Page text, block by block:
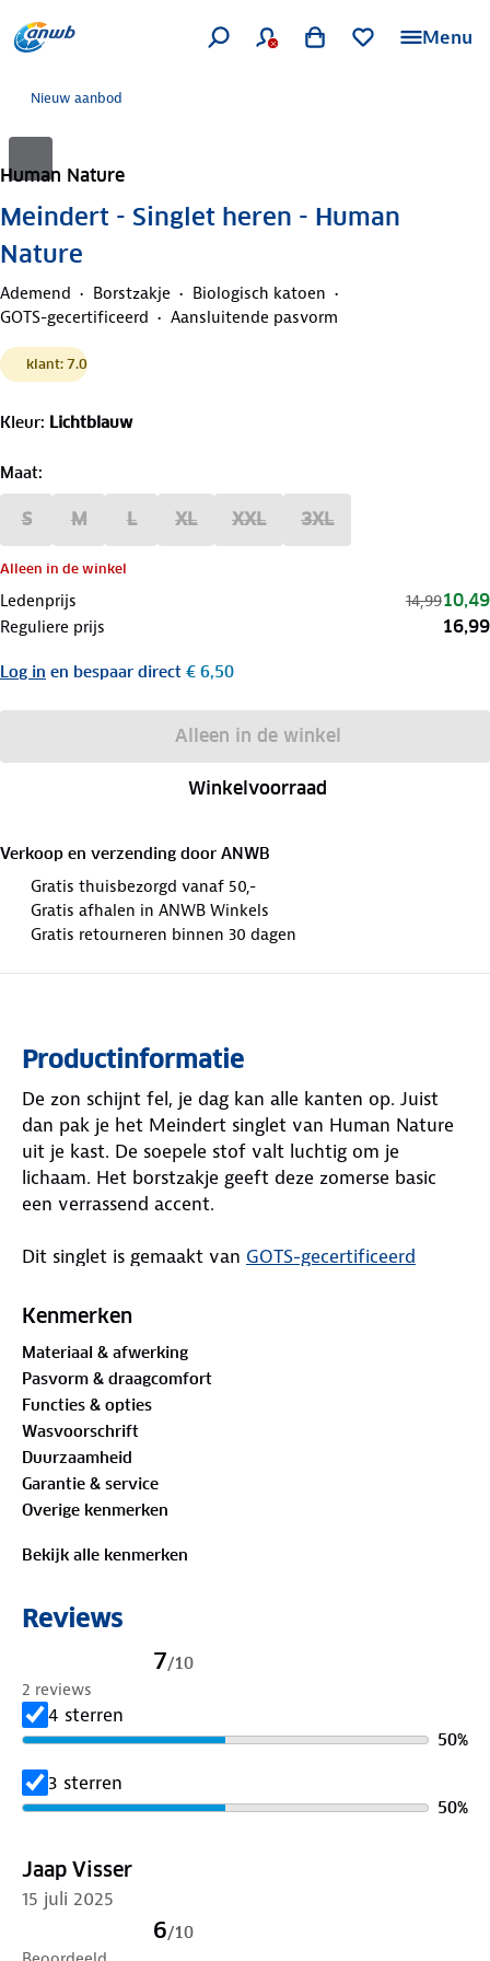
Menu
Nieuw aanbod
Human Nature
Meindert - Singlet heren - Human
Nature
Ademend Borstzakje
Biologisch katoen
GOTS-gecertificeerd
Aansluitende pasvorm
klant: 7.0
Kleur: Lichtblauw
Maat:
S M L XL XXL 3XL
Alleen in de winkel
Ledenprijs 14,9910,49
Reguliere prijs 16,99
Log in en bespaar direct € 6,50
Alleen in de winkel
Winkelvoorraad
Verkoop en verzending door ANWB
Gratis thuisbezorgd vanaf 50,-
Gratis afhalen in ANWB Winkels
Gratis retourneren binnen 30 dagen
Productinformatie
De zon schijnt fel, je dag kan alle kanten op. Juist
dan pak je het Meindert singlet van Human Nature
uit je kast. De soepele stof valt luchtig om je
lichaam. Het borstzakje geeft deze zomerse basic
een verrassend accent.
Dit singlet is gemaakt van GOTS-gecertificeerd
Standard, een wereldwijd erkende norm voor
water, plof neer op een zonnig terras of geniet van
een relaxte middag in je eigen tuin. Waar beleef jij
straks jouw ultieme zomerdag in het Meindert
singlet?
Materiaal:
100%biologisch katoen
aan.
Kenmerken
Materiaal & afwerking
Pasvorm & draagcomfort
Functies & opties
Wasvoorschrift
Duurzaamheid
Garantie & service
Overige kenmerken
Bekijk alle kenmerken
Reviews
7/10
2 reviews
4 sterren
50%
3 sterren
50%
Jaap Visser
15 juli 2025
6/10